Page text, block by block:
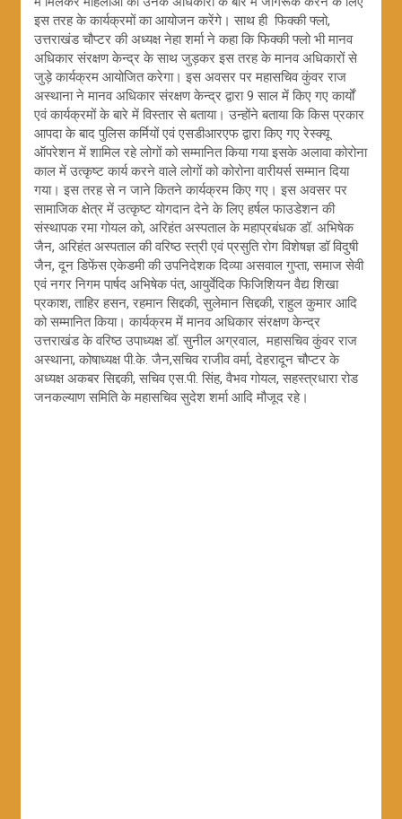
इस तरह के कार्यक्रमों का आयोजन करेंगे। साथ ही फिक्की फ्लो,
उत्तराखंड चौप्टर की अध्यक्ष नेहा शर्मा ने कहा कि फिक्की फ्लो भी मानव
अधिकार संरक्षण केन्द्र के साथ जुड़कर इस तरह के मानव अधिकारों से
जुड़े कार्यक्रम आयोजित करेगा। इस अवसर पर महासचिव कुंवर राज
अस्थाना ने मानव अधिकार संरक्षण केन्द्र द्वारा 9 साल में किए गए कार्यों
एवं कार्यक्रमों के बारे में विस्तार से बताया। उन्होंने बताया कि किस प्रकार
आपदा के बाद पुलिस कर्मियों एवं एसडीआरएफ द्वारा किए गए रेस्क्यू
ऑपरेशन में शामिल रहे लोगों को सम्मानित किया गया इसके अलावा कोरोना
काल में उत्कृष्ट कार्य करने वाले लोगों को कोरोना वारीयर्स सम्मान दिया
गया। इस तरह से न जाने कितने कार्यक्रम किए गए। इस अवसर पर
सामाजिक क्षेत्र में उत्कृष्ट योगदान देने के लिए हर्षल फाउडेशन की
संस्थापक रमा गोयल को, अरिहंत अस्पताल के महाप्रबंधक डॉ. अभिषेक
जैन, अरिहंत अस्पताल की वरिष्ठ स्त्री एवं प्रसुति रोग विशेषज्ञ डॉ विदुषी
जैन, दून डिफेंस एकेडमी की उपनिदेशक दिव्या असवाल गुप्ता, समाज सेवी
एवं नगर निगम पार्षद अभिषेक पंत, आयुर्वेदिक फिजिशियन वैद्य शिखा
प्रकाश, ताहिर हसन, रहमान सिद्दकी, सुलेमान सिद्दकी, राहुल कुमार आदि
को सम्मानित किया। कार्यक्रम में मानव अधिकार संरक्षण केन्द्र
उत्तराखंड के वरिष्ठ उपाध्यक्ष डॉ. सुनील अग्रवाल, महासचिव कुंवर राज
अस्थाना, कोषाध्यक्ष पी.के. जैन,सचिव राजीव वर्मा, देहरादून चौप्टर के
अध्यक्ष अकबर सिद्दकी, सचिव एस.पी. सिंह, वैभव गोयल, सहस्त्रधारा रोड
जनकल्याण समिति के महासचिव सुदेश शर्मा आदि मौजूद रहे।